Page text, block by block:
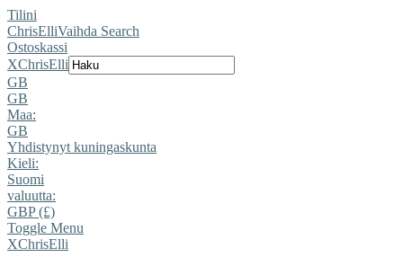
Tilini
ChrisElliVaihda Search
Ostoskassi
XChrisElli
GB
GB
Maa:
GB
Yhdistynyt kuningaskunta
Kieli:
Suomi
valuutta:
GBP (£)
Toggle Menu
XChrisElli